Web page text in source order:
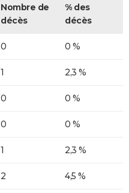
Nombre de
décès
% des
décès
0 0 %
1 2,3 %
0 0 %
0 0 %
1 2,3 %
2 4,5 %